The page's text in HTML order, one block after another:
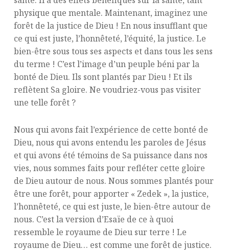
physique que mentale. Maintenant, imaginez une
forêt de la justice de Dieu ! En nous insufflant que
ce qui est juste, l’honnêteté, l’équité, la justice. Le
bien-être sous tous ses aspects et dans tous les sens
du terme ! C’est l’image d’un peuple béni par la
bonté de Dieu. Ils sont plantés par Dieu ! Et ils
reflètent Sa gloire. Ne voudriez-vous pas visiter
une telle forêt ?
Nous qui avons fait l’expérience de cette bonté de
Dieu, nous qui avons entendu les paroles de Jésus
et qui avons été témoins de Sa puissance dans nos
vies, nous sommes faits pour refléter cette gloire
de Dieu autour de nous. Nous sommes plantés pour
être une forêt, pour apporter « Zedek », la justice,
l’honnêteté, ce qui est juste, le bien-être autour de
nous. C’est la version d’Esaïe de ce à quoi
ressemble le royaume de Dieu sur terre ! Le
royaume de Dieu… est comme une forêt de justice.